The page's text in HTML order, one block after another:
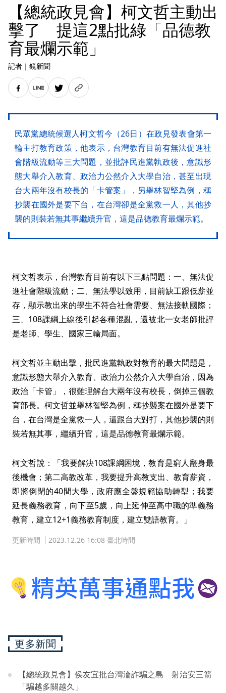
【總統政見會】柯文哲主動出
擊了 提這2點批綠「品德教
育最爛示範」
記者 ｜ 鏡新聞
民眾黨總統候選人柯文哲今（26日）在政見發表會第一
輪主打教育政策，他表示，台灣教育目前有無法促進社
會階級流動等三大問題，並批評民進黨執政後，意識形
態大舉介入教育、政治力公然介入大學自治，甚至出現
台大兩年沒有校長的「卡管案」，另舉林智堅為例，稱
抄襲在國外是要下台，在台灣卻是全黨救一人，其他抄
襲的則裝若無其事繼續升官，這是品德教育最爛示範。
柯文哲表示，台灣教育目前有以下三點問題：一、無法促
進社會階級流動；二、無法學以致用，目前缺工跟低薪並
存，顯示教出來的學生不符合社會需要、無法接軌國際；
三、108課綱上線後引起各種混亂，還被北一女老師批評
是老師、學生、國家三輸局面。
柯文哲並主動出擊，批民進黨執政對教育的最大問題是，
意識形態大舉介入教育、政治力公然介入大學自治，因為
政治「卡管」，很難理解台大兩年沒有校長，倒掉三個教
育部長。柯文哲並舉林智堅為例，稱抄襲案在國外是要下
台，在台灣是全黨救一人，還跟台大對打，其他抄襲的則
裝若無其事，繼續升官，這是品德教育最爛示範。
柯文哲說：「我要解決108課綱困境，教育是窮人翻身最
後機會；第二高教改革，我要提升高教支出、教育薪資，
即將倒閉的40間大學，政府應全盤規範協助轉型；我要
延長義務教育，向下至5歲，向上延伸至高中職的準義務
教育，建立12+1義務教育制度，建立雙語教育。」
更新時間 2023.12.26 16:08 臺北時間
更多新聞
【總統政見會】侯友宜批台灣淪詐騙之島 射治安三箭
「騙越多關越久」